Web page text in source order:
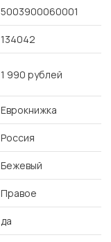
5003900060001
134042
1 990 рублей
Еврокнижка
Россия
Бежевый
Правое
да